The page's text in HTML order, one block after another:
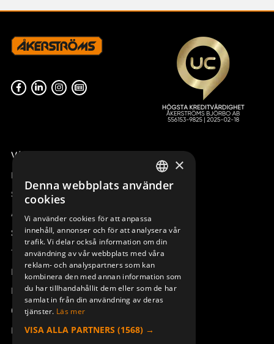
Våra radiostyrningar – översikt
Remotus
Sesam
Access_Ctrl
Support
Teknisk support
Boka service
Manualer och videoinstruktioner
Om Åkerströms
Kontakt
SWEDISH
DEUTSCH
×
Denna webbplats använder
cookies
Vi använder cookies för att anpassa
innehåll, annonser och för att analysera vår
trafik. Vi delar också information om din
användning av vår webbplats med våra
reklam- och analyspartners som kan
kombinera den med annan information som
du har tillhandahållit dem eller som de har
samlat in från din användning av deras
tjänster. Läs mer
VISA ALLA PARTNERS (1568) →